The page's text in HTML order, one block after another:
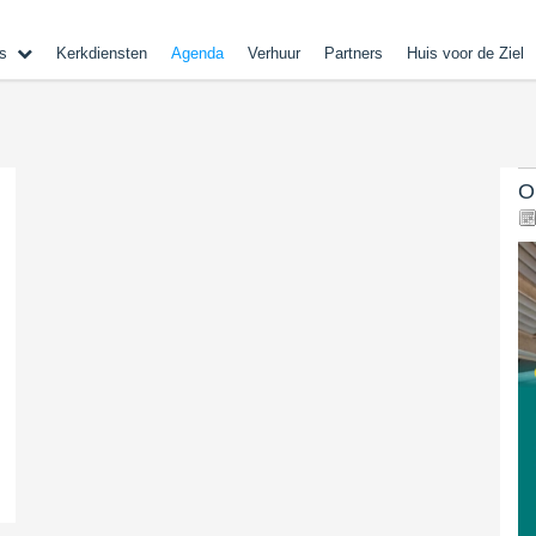
Kerkdiensten Agenda Verhuur Partners Huis voor de Ziel